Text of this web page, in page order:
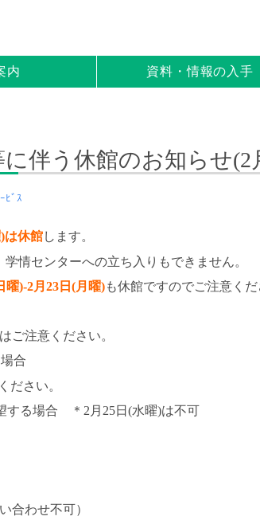
内 資料・情報の入手
伴う休館のお知らせ(2
ﾋﾞｽ
は休館します。
情センターへの立ち入りもできません。
曜)-2月23日(月曜)も休館ですのでご注意くだ
ご注意ください。
合
ださい。
する場合 ＊2月25日(水曜)は不可
わせ不可）